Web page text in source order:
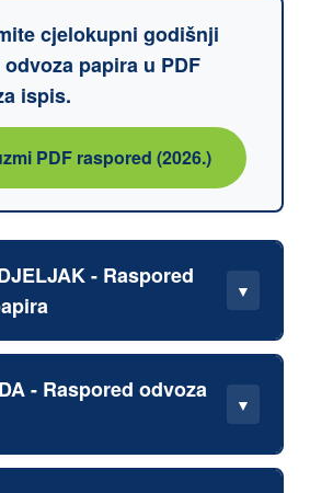
cjelokupni godišnji
papira u PDF
ispis.
PDF raspored (2026.)
- Raspored
▼
odvoza u 2026. godini:
23.03., 27.04., 25.05.,
31.08., 28.09., 26.10.,
- Raspored odvoza
▼